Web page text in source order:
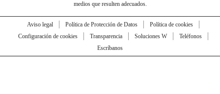
medios que resulten adecuados.
Aviso legal Política de Protección de Datos
Política de cookies
Configuración de cookies
Transparencia Soluciones W
Teléfonos
Escríbanos